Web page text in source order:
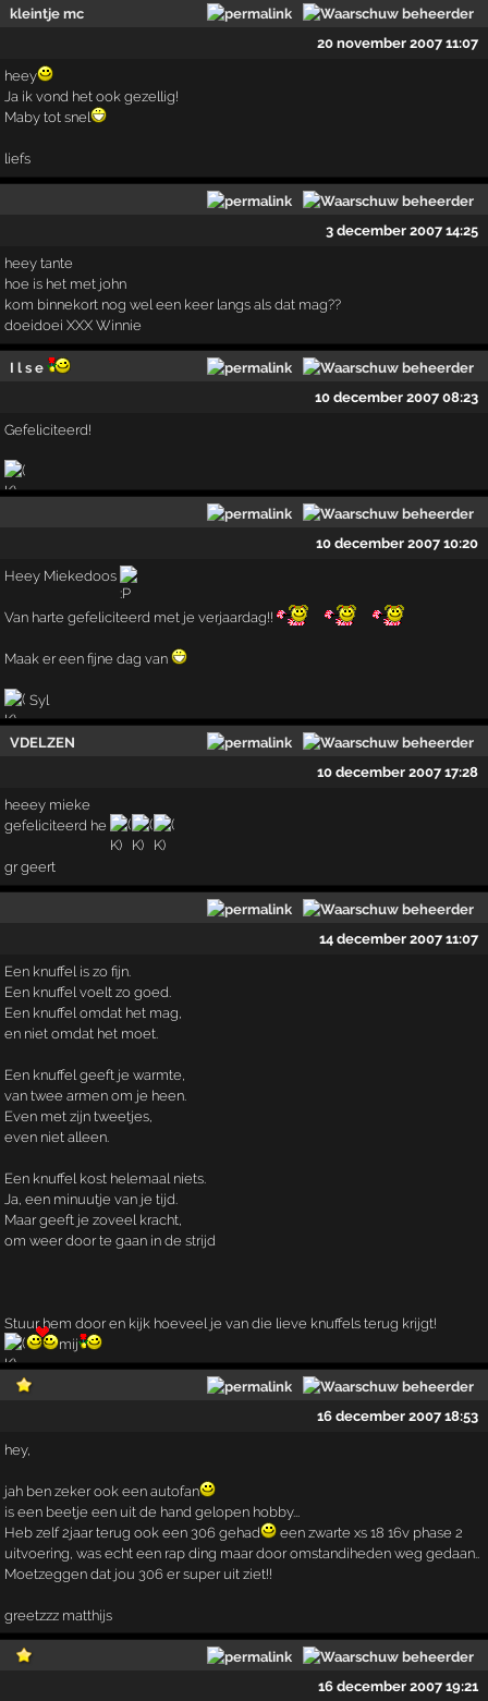
kleintje mc
20 november 2007 11:07
heey
Ja ik vond het ook gezellig!
Maby tot snel
liefs
3 december 2007 14:25
heey tante
hoe is het met john
kom binnekort nog wel een keer langs als dat mag??
doeidoei XXX Winnie
I l s e
10 december 2007 08:23
Gefeliciteerd!
10 december 2007 10:20
Heey Miekedoos
Van harte gefeliciteerd met je verjaardag!!
Maak er een fijne dag van
Syl
VDELZEN
10 december 2007 17:28
heeey mieke
gefeliciteerd he
gr geert
14 december 2007 11:07
Een knuffel is zo fijn.
Een knuffel voelt zo goed.
Een knuffel omdat het mag,
en niet omdat het moet.
Een knuffel geeft je warmte,
van twee armen om je heen.
Even met zijn tweetjes,
even niet alleen.
Een knuffel kost helemaal niets.
Ja, een minuutje van je tijd.
Maar geeft je zoveel kracht,
om weer door te gaan in de strijd
Stuur hem door en kijk hoeveel je van die lieve knuffels terug krijgt!
mij
16 december 2007 18:53
hey,
jah ben zeker ook een autofan
is een beetje een uit de hand gelopen hobby...
Heb zelf 2jaar terug ook een 306 gehad
een zwarte xs 18 16v phase 2
uitvoering, was echt een rap ding maar door omstandiheden weg gedaan..
Moetzeggen dat jou 306 er super uit ziet!!
greetzzz matthijs
16 december 2007 19:21